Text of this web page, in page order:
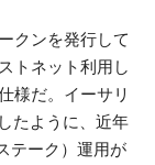
クンを発行して
トネット利用し
様だ。イーサリ
たように、近年
テーク）運用が